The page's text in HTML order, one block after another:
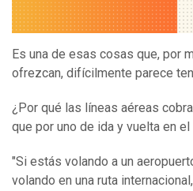
Es una de esas cosas que, por
ofrezcan, difícilmente parece
¿Por qué las líneas aéreas
que por uno de ida y vuelta en
"Si estás volando a un
volando en una ruta internacional,